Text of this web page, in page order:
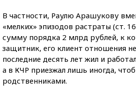
В частности, Раулю Арашукову
«мелких» эпизодов растраты (ст.
сумму порядка 2 млрд рублей, к
защитник, его клиент отношения
последние десять лет жил и
а в КЧР приезжал лишь иногда,
родственниками.